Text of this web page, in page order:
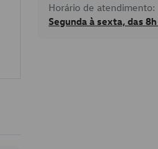
Horário de atendimento:
Segunda à sexta, das